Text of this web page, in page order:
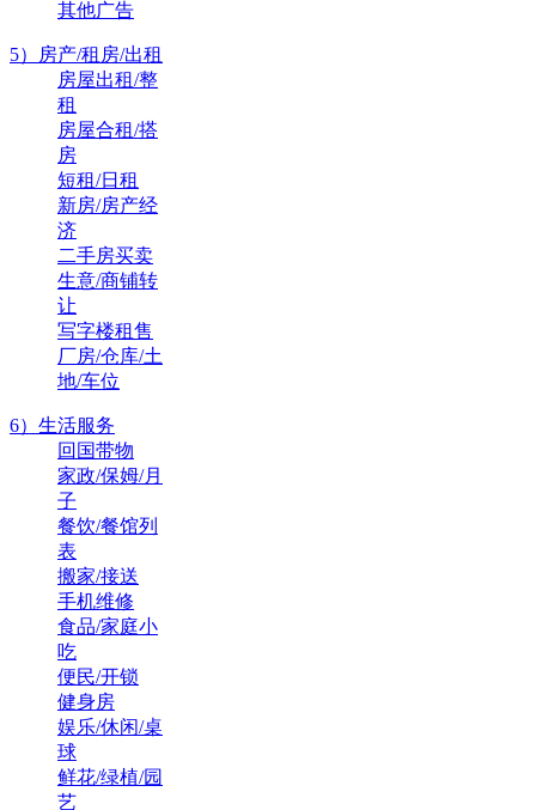
其他广告
5）房产/租房/出租
房屋出租/整
租
房屋合租/搭
房
短租/日租
新房/房产经
济
二手房买卖
生意/商铺转
让
写字楼租售
厂房/仓库/土
地/车位
6）生活服务
回国带物
家政/保姆/月
子
餐饮/餐馆列
表
搬家/接送
手机维修
食品/家庭小
吃
便民/开锁
健身房
娱乐/休闲/桌
球
鲜花/绿植/园
艺